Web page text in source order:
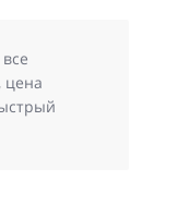
цена